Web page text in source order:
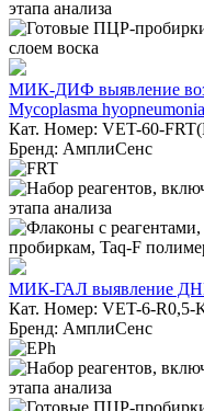
МИК-ДИФ выявление
Mycoplasma
Кат. Номер: VET-60-
Бренд: АмплиСенс
МИК-ГАЛ выявление
Кат. Номер: VET-6-R0,5-
Бренд: АмплиСенс